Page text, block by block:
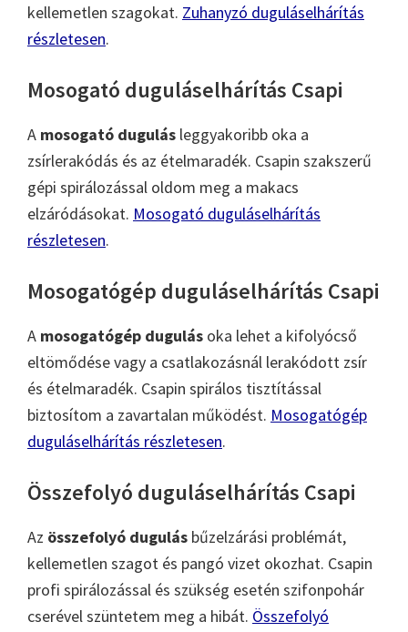
kellemetlen szagokat. Zuhanyzó duguláselhárítás
részletesen.
Mosogató duguláselhárítás Csapi
A mosogató dugulás leggyakoribb oka a
zsírlerakódás és az ételmaradék. Csapin szakszerű
gépi spirálozással oldom meg a makacs
elzáródásokat. Mosogató duguláselhárítás
részletesen.
Mosogatógép duguláselhárítás Csapi
A mosogatógép dugulás oka lehet a kifolyócső
eltömődése vagy a csatlakozásnál lerakódott zsír
és ételmaradék. Csapin spirálos tisztítással
biztosítom a zavartalan működést. Mosogatógép
duguláselhárítás részletesen.
Összefolyó duguláselhárítás Csapi
Az összefolyó dugulás bűzelzárási problémát,
kellemetlen szagot és pangó vizet okozhat. Csapin
profi spirálozással és szükség esetén szifonpohár
cserével szüntetem meg a hibát. Összefolyó